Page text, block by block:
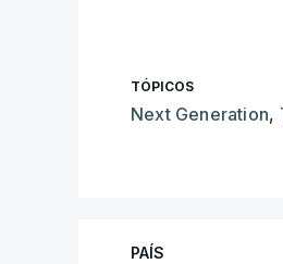
TÓPICOS
Next Generation,
PAÍS